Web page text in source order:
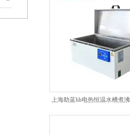
上海助蓝hh电热恒温水槽煮
箱